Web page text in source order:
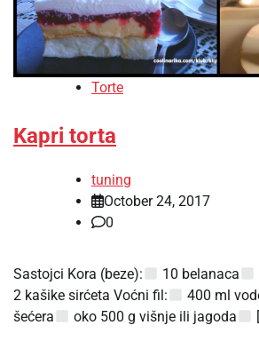
Torte
Kapri torta
tuning
October 24, 2017
0
Sastojci Kora (beze): 10 belanaca
2 kašike sirćeta Voćni fil:
400 ml
šećera
oko 500 g višnje ili jagoda